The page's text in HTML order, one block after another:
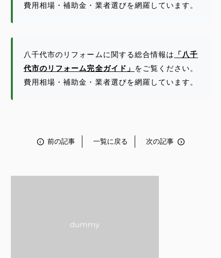
費用相場・補助金・業者選びを網羅しています。
八千代市のリフォームに関する総合情報は
「八千
代市のリフォーム完全ガイド」
をご覧ください。
費用相場・補助金・業者選びを網羅しています。
前の記事 一覧に戻る 次の記事